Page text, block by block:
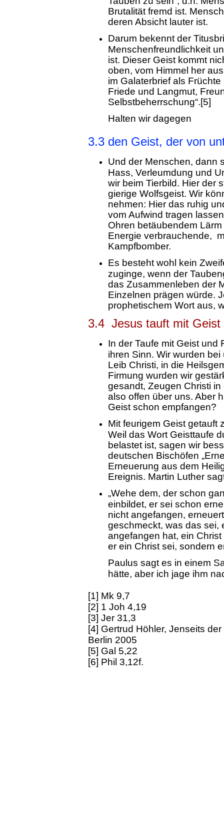
Brutalität fremd ist.
deren Absicht lauter ist.
Darum bekennt der
Menschenfreundlichkeit
ist. Dieser Geist kommt
oben, vom Himmel her
im Galaterbrief als
Friede und Langmut,
Selbstbeherrschung“.[5]
Halten wir dagegen
3.3 den Geist, der von
Und der Menschen, dann
Hass, Verleumdung und
wir beim Tierbild. Hier der
gierige Wolfsgeist. Wir
nehmen: Hier das ruhig
vom Aufwind tragen
Ohren betäubendem
Energie verbrauchende,
Kampfbomber.
Es besteht wohl kein
zuginge, wenn der
das Zusammenleben der
Einzelnen prägen würde.
prophetischem Wort aus,
3.4 Jesus tauft mit Geist
In der Taufe mit Geist und
ihren Sinn. Wir wurden
Leib Christi, in die
Firmung wurden wir
gesandt, Zeugen Christi
also offen über uns. Aber
Geist schon empfangen?
Mit feurigem Geist getauft
Weil das Wort Geisttaufe
belastet ist, sagen wir
deutschen Bischöfen
Erneuerung aus dem
Ereignis. Martin Luther
„Wehe dem, der schon
einbildet, er sei schon
nicht angefangen,
geschmeckt, was das sei,
angefangen hat, ein
er ein Christ sei, sondern
Paulus sagt es in einem
hätte, aber ich jage ihm
[1] Mk 9,7
[2] 1 Joh 4,19
[3] Jer 31,3
[4] Gertrud Höhler, Jenseits
Berlin 2005
[5] Gal 5,22
[6] Phil 3,12f.